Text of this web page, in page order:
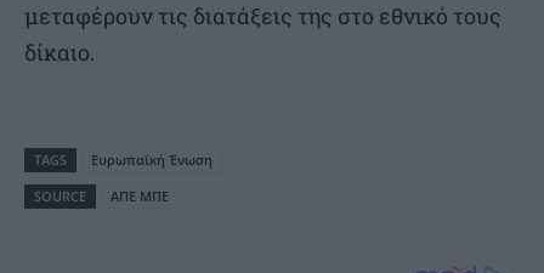
μεταφέρουν τις διατάξεις της στο εθνικό τους
δίκαιο.
TAGS
Ευρωπαϊκή Ένωση
SOURCE
ΑΠΕ ΜΠΕ